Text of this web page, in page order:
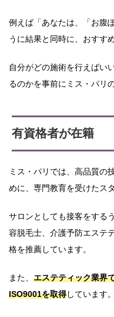
例えば「あなたは、「お腹
うに結果と同時に、おすす
自分がどの施術を行えばい
るのかを事前にミス・パリ
有資格者が在籍
ミス・パリでは、高品質の
めに、専門教育を受けたス
サロンとしても接客をする
容脱毛士、介護予防エステ
格を推薦しています。
また、 エステティック業界
ISO9001を取得しています。